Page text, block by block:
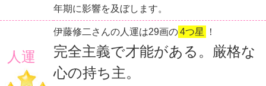
年期に影響を及ぼします。
人運
伊藤修二さんの人運は29画の4つ星 ！
完全主義で才能がある。厳格な
心の持ち主。